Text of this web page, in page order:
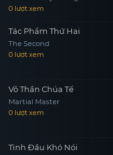
0 lượt xem
Tác Phẩm Thứ Hai
The Second
0 lượt xem
Võ Thần Chúa Tể
Martial Master
0 lượt xem
Tình Đầu Khó Nói